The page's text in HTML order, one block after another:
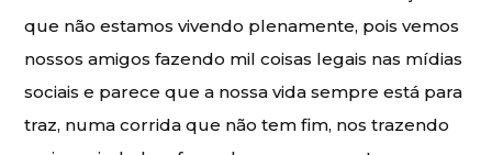
que não estamos vivendo plenamente, pois vemos
nossos amigos fazendo mil coisas legais nas mídias
sociais e parece que a nossa vida sempre está para
traz, numa corrida que não tem fim, nos trazendo